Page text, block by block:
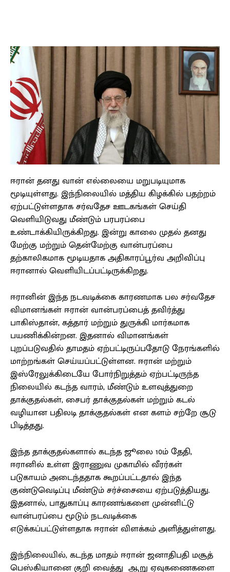
ஈரான் தனது வான் எல்லையை மறுபடியுமாக
மூடியுள்ளது. இந்நிலையில் மத்திய கிழக்கில் பதற்றம்
ஏற்பட்டுள்ளதாக சர்வதேச ஊடகங்கள் செய்தி
வெளியிடுவது மீண்டும் பரபரப்பை
உண்டாக்கியிருக்கிறது. இன்று காலை முதல் தனது
மேற்கு மற்றும் தென்மேற்கு வான்பரப்பை
தற்காலிகமாக மூடியதாக அதிகாரப்பூர்வ அறிவிப்பு
ஈரானால் வெளியிடப்பட்டிருக்கிறது.
ஈரானின் இந்த நடவடிக்கை காரணமாக பல சர்வதேச
விமானங்கள் ஈரான் வான்பரப்பைத் தவிர்த்து
பாகிஸ்தான், கத்தார் மற்றும் துருக்கி மார்கமாக
பயணிக்கின்றன. இதனால் விமானங்கள்
புறப்படுவதில் தாமதம் ஏற்பட்டிருப்பதோடு நேரங்களில்
மாற்றங்கள் செய்யப்பட்டுள்ளன. ஈரான் மற்றும்
இஸ்ரேலுக்கிடையே போர்நிறுத்தம் ஏற்பட்டிருந்த
நிலையில் கடந்த வாரம், மீண்டும் உளவுத்துறை
தாக்குதல்கள், சைபர் தாக்குதல்கள் மற்றும் கடல்
வழியான பதிலடி தாக்குதல்கள் என களம் சற்றே சூடு
பிடித்தது.
இந்த தாக்குதல்களால் கடந்த ஜூலை 10ம் தேதி,
ஈரானில் உள்ள இராணுவ முகாமில் வீரர்கள்
படுகாயம் அடைந்ததாக கூறப்பட்டதால் இந்த
குண்டுவெடிப்பு மீண்டும் சர்ச்சையை ஏற்படுத்தியது.
இதனால், பாதுகாப்பு காரணங்களை முன்னிட்டு
வான்பரப்பை மூடும் நடவடிக்கை
எடுக்கப்பட்டுள்ளதாக ஈரான் விளக்கம் அளித்துள்ளது.
இந்நிலையில், கடந்த மாதம் ஈரான் ஜனாதிபதி மசூத்
பெஸ்கியானை குறி வைத்து ஆறு ஏவுகணைகளை